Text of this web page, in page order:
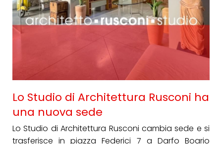
Lo Studio di Architettura Rusconi ha
una nuova sede
Lo Studio di Architettura Rusconi cambia sede e si
trasferisce in piazza Federici 7 a Darfo Boario